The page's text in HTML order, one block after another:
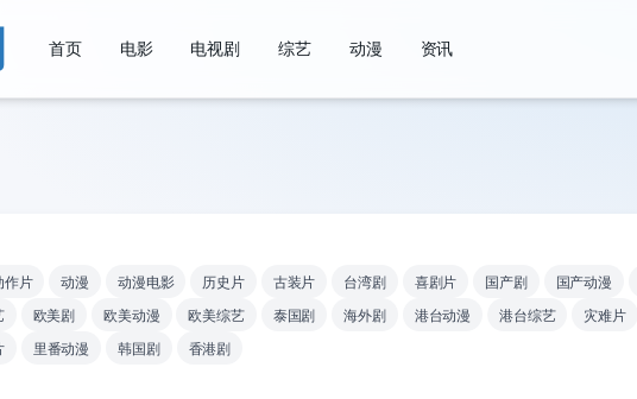
首页 电影 电视剧 综艺 动漫 资讯
作片 动漫 动漫电影 历史片 古装片 台湾剧 喜剧片 国产剧 国产动漫
欧美剧 欧美动漫 欧美综艺 泰国剧 海外剧 港台动漫 港台综艺 灾难片
里番动漫 韩国剧 香港剧